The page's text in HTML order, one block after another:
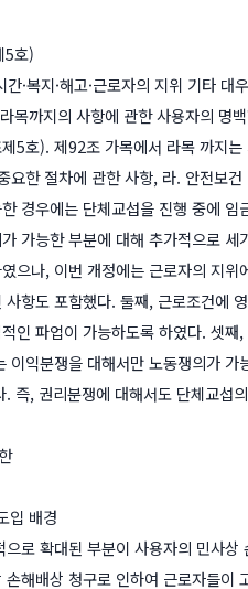
5호)
·복지·해고·근로자의 지위 기타
목까지의 사항에 관한 사용자의 명
5호). 제92조 가목에서 라목 까지
요한 절차에 관한 사항, 라. 안전보
경우에는 단체교섭을 진행 중에
가능한 부분에 대해 추가적으로
으나, 이번 개정에는 근로자의 지
사항도 포함했다. 둘째, 근로조건에
인 파업이 가능하도록 하였다. 셋
이익분쟁을 대해서만 노동쟁의가
. 즉, 권리분쟁에 대해서도 단체교섭
입 배경
으로 확대된 부분이 사용자의 민사
해배상 청구로 인하여 근로자들